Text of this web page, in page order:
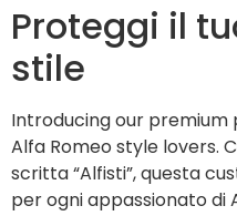
Proteggi il
stile
Introducing our premium
Alfa Romeo style lovers.
scritta “Alfisti”, questa
per ogni appassionato di